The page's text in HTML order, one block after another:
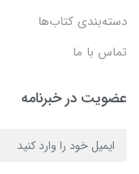
دسته‌بندی کتاب‌ها
تماس با ما
عضویت در خبرنامه